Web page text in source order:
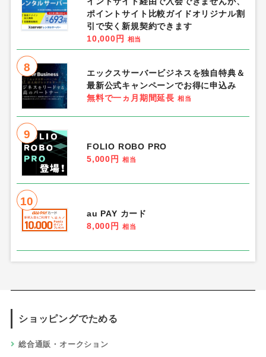
ポイントサイト比較ガイドオリジナル割
引で安く新規契約できます
10,000円
相当
8
エックスサーバービジネスを独自特典＆
最新公式キャンペーンでお得に申込み
無料で一ヵ月期間延長 相当
9
FOLIO ROBO PRO
5,000円
相当
10
au PAY カード
8,000円
相当
ショッピングでためる
総合通販・オークション